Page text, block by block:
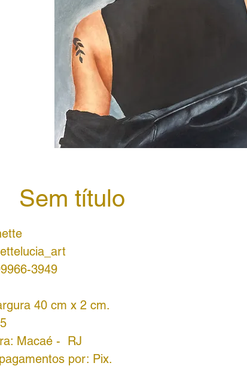
Sem título
3949
40 cm x 2 cm.
Macaé - RJ
por: Pix.